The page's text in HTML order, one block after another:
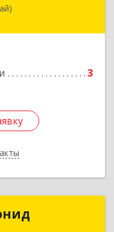
3
Шпаковский р-
Подробнее
Леонид